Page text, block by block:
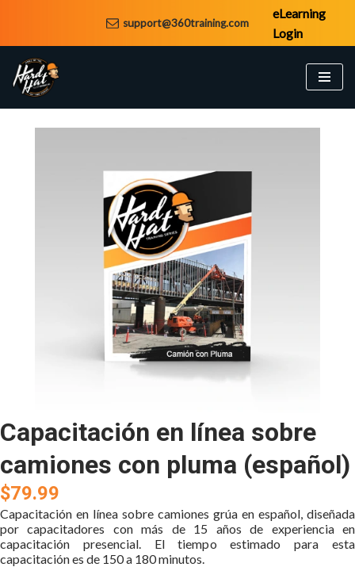
contenido
support@360training.com
eLearning
Login
Capacitación en línea sobre
camiones con pluma (español)
$79.99
Capacitación en línea sobre camiones grúa en español, diseñada
por capacitadores con más de 15 años de experiencia en
capacitación presencial. El tiempo estimado para esta
capacitación es de 150 a 180 minutos.